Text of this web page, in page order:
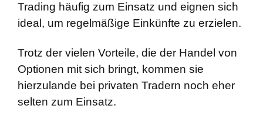
Trading häufig zum Einsatz und eignen sich
ideal, um regelmäßige Einkünfte zu erzielen.
Trotz der vielen Vorteile, die der Handel von
Optionen mit sich bringt, kommen sie
hierzulande bei privaten Tradern noch eher
selten zum Einsatz.